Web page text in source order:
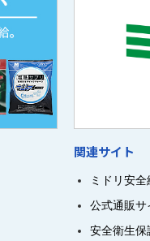
関連サイト
ミドリ安全
公式通販サ
安全衛生保